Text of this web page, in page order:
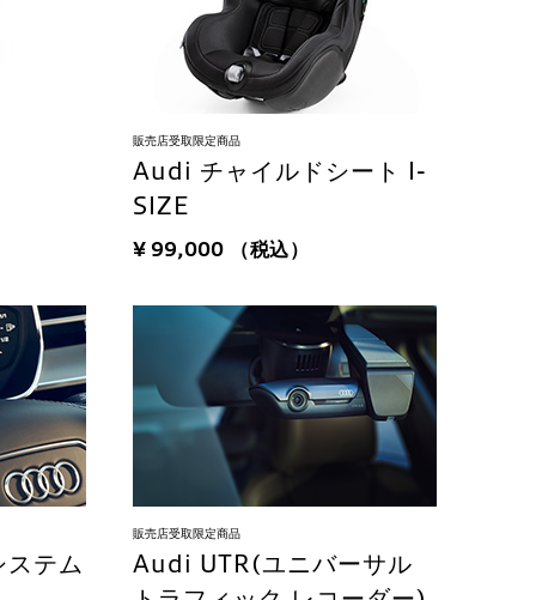
販売店受取限定商品
Audi チャイルドシート I-
SIZE
¥ 99,000 （税込）
ステム
販売店受取限定商品
Audi UTR(ユニバーサル